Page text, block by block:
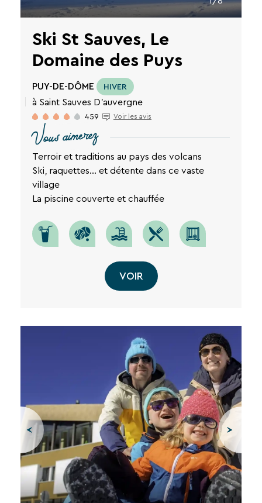
Ski St Sauves, Le
Domaine des Puys
PUY-DE-DÔME HIVER
à Saint Sauves D'auvergne
459 Voir les avis
Vous aimerez
Terroir et traditions au pays des volcans
Ski, raquettes… et détente dans ce vaste
village
La piscine couverte et chauffée
VOIR